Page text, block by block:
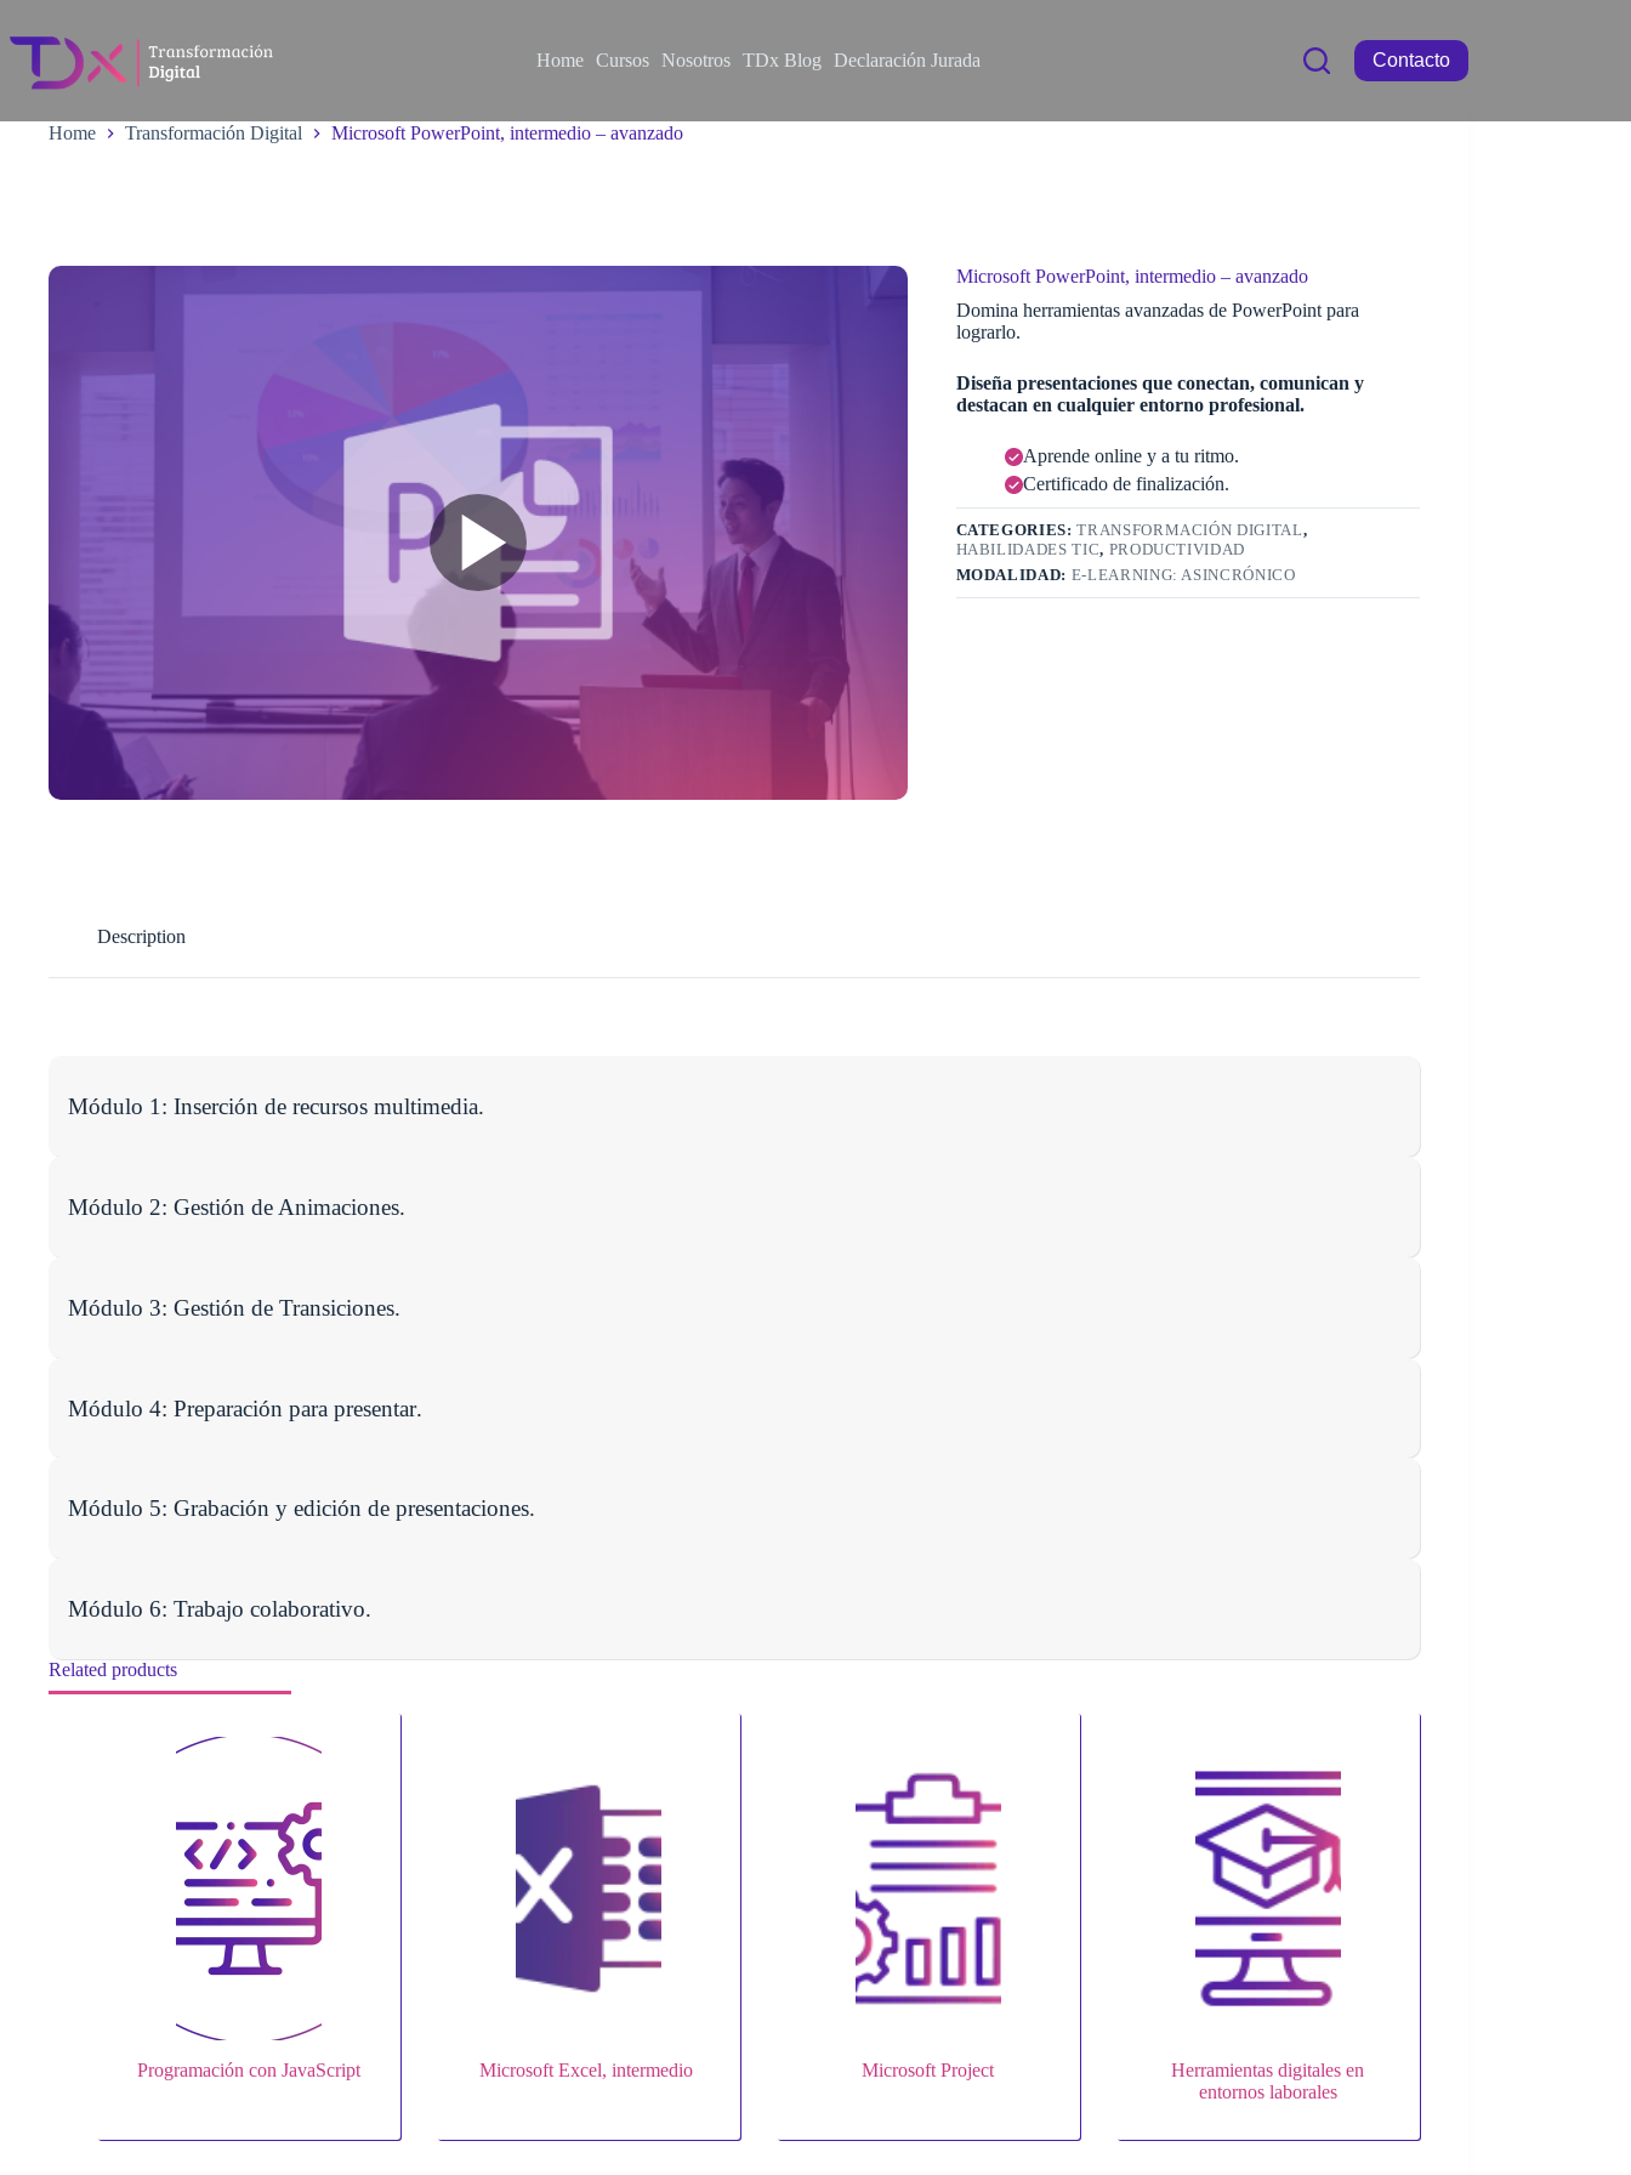
Home Cursos Nosotros TDx Blog Declaración Jurada Contacto
Home Transformación Digital Microsoft PowerPoint, intermedio – avanzado
Microsoft PowerPoint, intermedio – avanzado
Domina herramientas avanzadas de PowerPoint para
lograrlo.
Diseña presentaciones que conectan, comunican y
destacan en cualquier entorno profesional.
Aprende online y a tu ritmo.
Certificado de finalización.
CATEGORIES:TRANSFORMACIÓN DIGITAL,
HABILIDADES TIC, PRODUCTIVIDAD
MODALIDAD: E-LEARNING: ASINCRÓNICO
Description
Módulo 1: Inserción de recursos multimedia.
Módulo 2: Gestión de Animaciones.
Módulo 3: Gestión de Transiciones.
Módulo 4: Preparación para presentar.
Módulo 5: Grabación y edición de presentaciones.
Módulo 6: Trabajo colaborativo.
Related products
Programación con JavaScript Microsoft Excel, intermedio Microsoft Project
Herramientas digitales en
entornos laborales